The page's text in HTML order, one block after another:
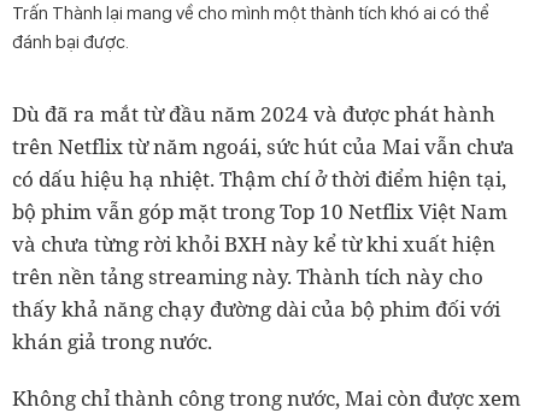
Trấn Thành lại mang về cho mình một thành tích khó ai có thể
đánh bại được.
Dù đã ra mắt từ đầu năm 2024 và được phát hành
trên Netflix từ năm ngoái, sức hút của Mai vẫn chưa
có dấu hiệu hạ nhiệt. Thậm chí ở thời điểm hiện tại,
bộ phim vẫn góp mặt trong Top 10 Netflix Việt Nam
và chưa từng rời khỏi BXH này kể từ khi xuất hiện
trên nền tảng streaming này. Thành tích này cho
thấy khả năng chạy đường dài của bộ phim đối với
khán giả trong nước.
Không chỉ thành công trong nước, Mai còn được xem